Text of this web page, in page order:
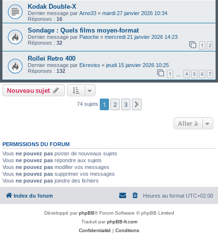
Kodak Double-X
Dernier message par Arno33 « mardi 27 janvier 2026 10:34
Réponses : 16
Sondage : Quels films moyen-format
Dernier message par Patoche « mercredi 21 janvier 2026 14:23
Réponses : 32 1 2
Rollei Retro 400
Dernier message par Ekreviss « jeudi 15 janvier 2026 10:25
Réponses : 132 1 4 5 6 7
Nouveau sujet
74 sujets 1 2 3
Aller à
PERMISSIONS DU FORUM
Vous ne pouvez pas poster de nouveaux sujets
Vous ne pouvez pas répondre aux sujets
Vous ne pouvez pas modifier vos messages
Vous ne pouvez pas supprimer vos messages
Vous ne pouvez pas joindre des fichiers
Index du forum Heures au format UTC+02:00
Développé parphpBB® Forum Software © phpBB Limited
Traduit parphpBB-fr.com
Confidentialité | Conditions